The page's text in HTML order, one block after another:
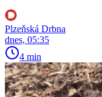
Plzeňská Drbna
dnes, 05:35
4 min